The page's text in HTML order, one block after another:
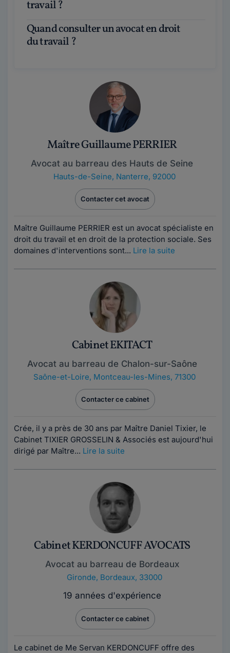
travail ?
Quand consulter un avocat en droit
du travail ?
Maître Guillaume PERRIER
Avocat au barreau des Hauts de Seine
Hauts-de-Seine, Nanterre, 92000
Contacter cet avocat
Maître Guillaume PERRIER est un avocat spécialiste en
droit du travail et en droit de la protection sociale. Ses
domaines d'interventions sont... Lire la suite
Cabinet EKITACT
Avocat au barreau de Chalon-sur-Saône
Saône-et-Loire, Montceau-les-Mines, 71300
Contacter ce cabinet
Crée, il y a près de 30 ans par Maître Daniel Tixier, le
Cabinet TIXIER GROSSELIN & Associés est aujourd'hui
dirigé par Maître... Lire la suite
Cabinet KERDONCUFF AVOCATS
Avocat au barreau de Bordeaux
Gironde, Bordeaux, 33000
19 années d'expérience
Contacter ce cabinet
Le cabinet de Me Servan KERDONCUFF offre des